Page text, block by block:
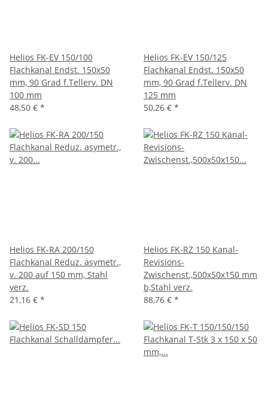
Helios FK-EV 150/100
Flachkanal Endst. 150x50
mm, 90 Grad f.Tellerv. DN
100 mm
48,50 € *
Helios FK-EV 150/125
Flachkanal Endst. 150x50
mm, 90 Grad f.Tellerv. DN
125 mm
50,26 € *
Helios FK-RA 200/150
Flachkanal Reduz. asymetr.,
v. 200 auf 150 mm, Stahl
verz.
21,16 € *
Helios FK-RZ 150 Kanal-
Revisions-
Zwischenst.,500x50x150 mm
b,Stahl verz.
88,76 € *